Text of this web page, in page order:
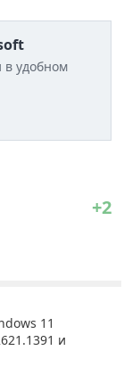
в удобном
+2
11
и